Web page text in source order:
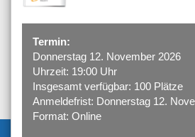
Termin:
Donnerstag 12. November 2026
Uhrzeit: 19:00 Uhr
Insgesamt verfügbar: 100 Plätze
Anmeldefrist: Donnerstag 12.
Format: Online